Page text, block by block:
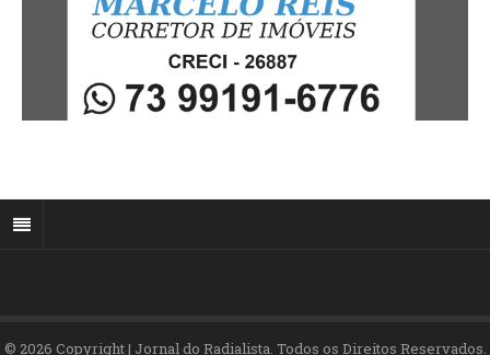
© 2026 Copyright | Jornal do Radialista. Todos os Direitos Reservados.